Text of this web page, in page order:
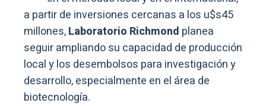
a partir de inversiones cercanas a los u$s45
millones,Laboratorio Richmond planea
seguir ampliando su capacidad de producción
local y los desembolsos para investigación y
desarrollo, especialmente en el área de
biotecnología.